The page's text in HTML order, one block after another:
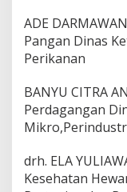
ADE
Pangan Dinas
Perikanan
BANYU CITRA
Perdagangan
drh. ELA
Kesehatan